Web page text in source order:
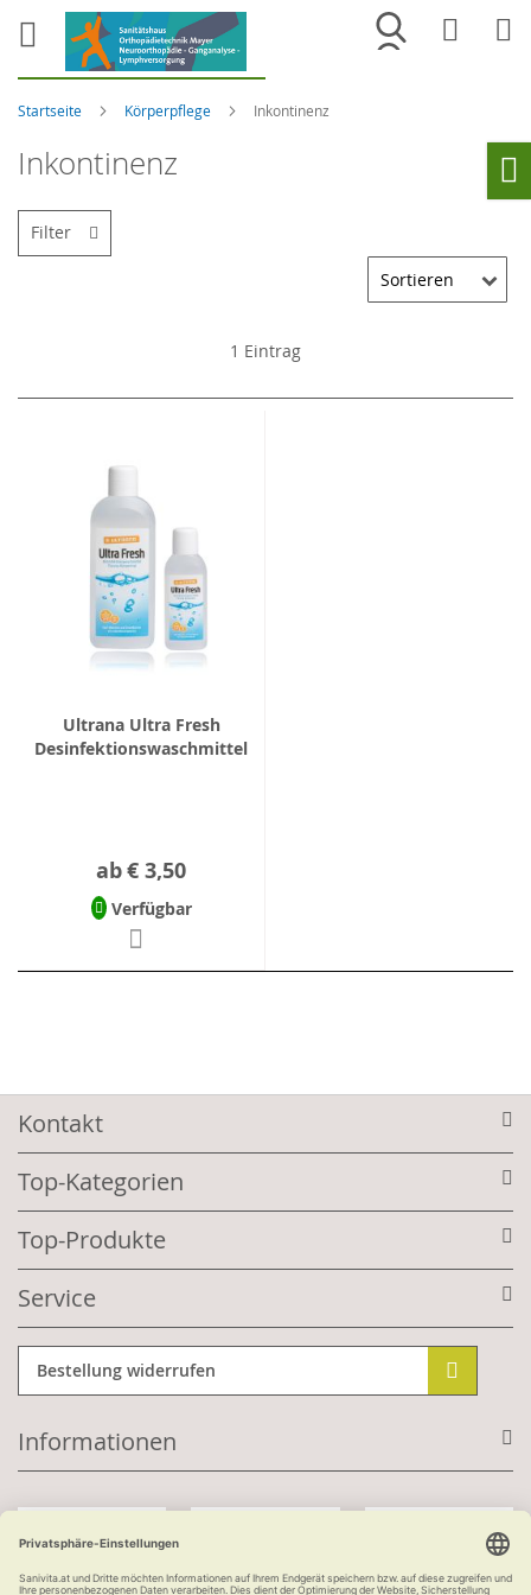
Merkliste
Startseite Körperpflege Inkontinenz
Inkontinenz
1 Eintrag
Ultrana Ultra Fresh
Desinfektionswaschmittel
ab€ 3,50
Verfügbar
Filter
Kontakt
Top-Kategorien
Top-Produkte
Service
Bestellung widerrufen
Informationen